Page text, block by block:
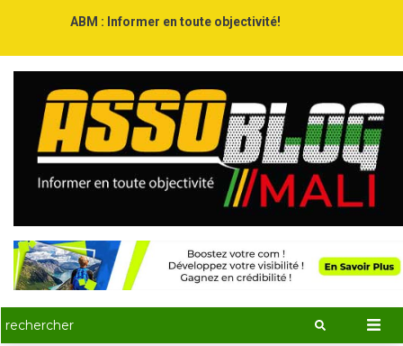
ABM : Informer en toute objectivité!